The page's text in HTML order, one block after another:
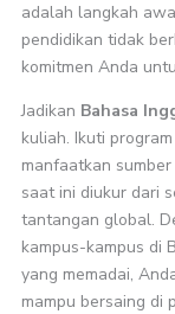
adalah langkah
pendidikan tidak
komitmen Anda
Jadikan Bahasa
kuliah. Ikuti
manfaatkan
saat ini diukur dari
tantangan global.
kampus-kampus di
yang memadai,
mampu bersaing di